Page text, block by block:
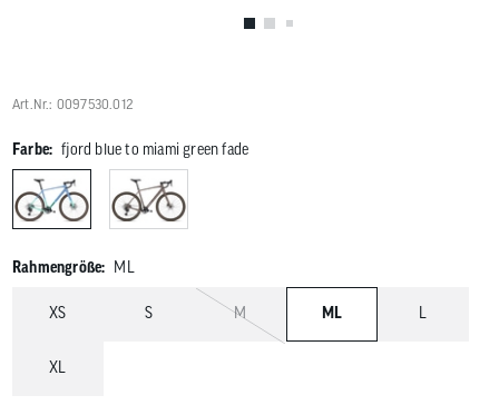
Art.Nr.: 0097530.012
Farbe: fjord blue to miami green fade
Rahmengröße: ML
XS S M ML
XL